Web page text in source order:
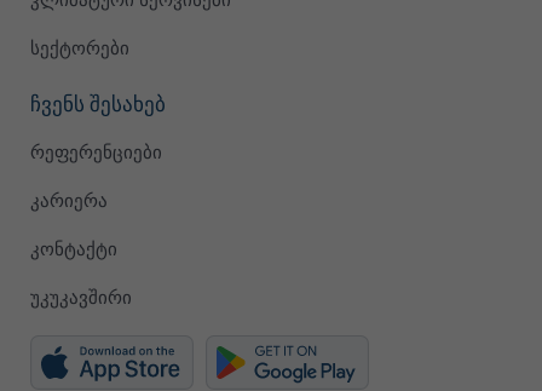
სექტორები
ჩვენს შესახებ
რეფერენციები
კარიერა
კონტაქტი
უკუკავშირი